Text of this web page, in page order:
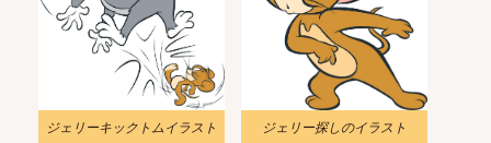
ジェリーキックトムイラスト ジェリー探しのイラスト